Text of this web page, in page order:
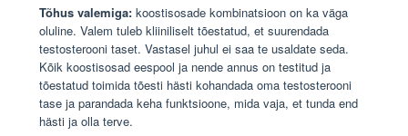
Tõhus valemiga: koostisosade kombinatsioon on ka väga
oluline. Valem tuleb kliiniliselt tõestatud, et suurendada
testosterooni taset. Vastasel juhul ei saa te usaldate seda.
Kõik koostisosad eespool ja nende annus on testitud ja
tõestatud toimida tõesti hästi kohandada oma testosterooni
tase ja parandada keha funktsioone, mida vaja, et tunda end
hästi ja olla terve.